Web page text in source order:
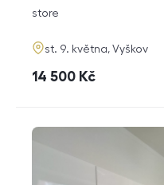
funkce
store
adresa
st. 9. května, Vyškov
cena
14 500 Kč